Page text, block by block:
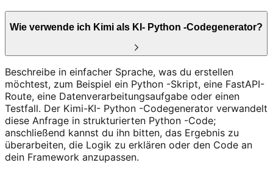
Wie verwende ich Kimi als KI- Python -Codegenerator?
Beschreibe in einfacher Sprache, was du erstellen
möchtest, zum Beispiel ein Python -Skript, eine FastAPI-
Route, eine Datenverarbeitungsaufgabe oder einen
Testfall. Der Kimi-KI- Python -Codegenerator verwandelt
diese Anfrage in strukturierten Python -Code;
anschließend kannst du ihn bitten, das Ergebnis zu
überarbeiten, die Logik zu erklären oder den Code an
dein Framework anzupassen.